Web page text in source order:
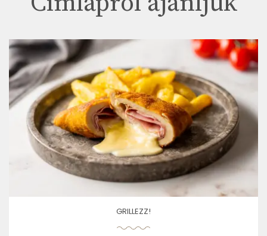
GRILLEZZ!